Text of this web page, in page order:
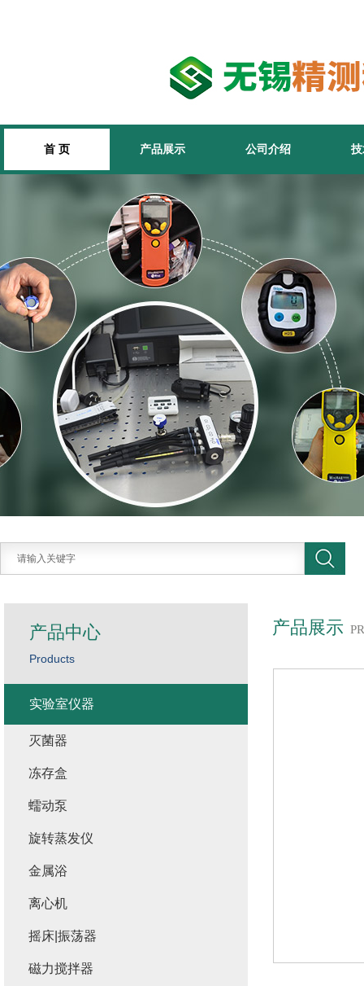
首 页 产品展示 公司介绍
产品展示
产品中心
Products
实验室仪器
灭菌器
冻存盒
蠕动泵
旋转蒸发仪
金属浴
离心机
摇床|振荡器
磁力搅拌器